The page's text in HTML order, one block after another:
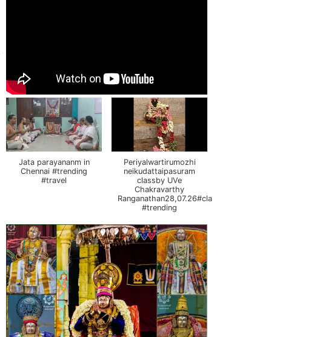
Jata parayananm in
Chennai #trending
#travel
Periyalwartirumozhi
neikudattaipasuram
classby UVe
Chakravarthy
Ranganathan28,07.26#class
#trending